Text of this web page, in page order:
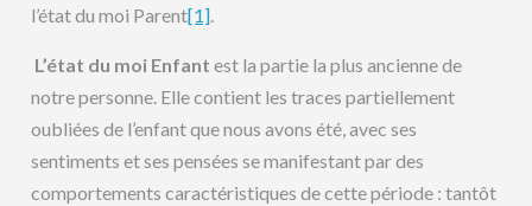
l’état du moi Parent[1].
L’état du moi Enfant est la partie la plus ancienne de
notre personne. Elle contient les traces partiellement
oubliées de l’enfant que nous avons été, avec ses
sentiments et ses pensées se manifestant par des
comportements caractéristiques de cette période : tantôt